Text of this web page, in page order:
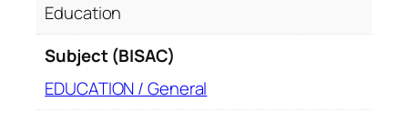
Education
Subject (BISAC)
EDUCATION / General